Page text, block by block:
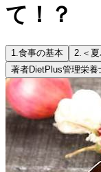
て！？
1.食事の基本 2. ＜
著者DietPlus管理栄養